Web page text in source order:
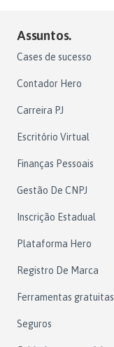
Assuntos.
Cases de sucesso
Contador Hero
Carreira PJ
Escritório Virtual
Finanças Pessoais
Gestão De CNPJ
Inscrição Estadual
Plataforma Hero
Registro De Marca
Ferramentas gratuitas
Seguros